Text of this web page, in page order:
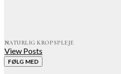
NATURLIG KROPSPLEJE
View Posts
FØLG MED